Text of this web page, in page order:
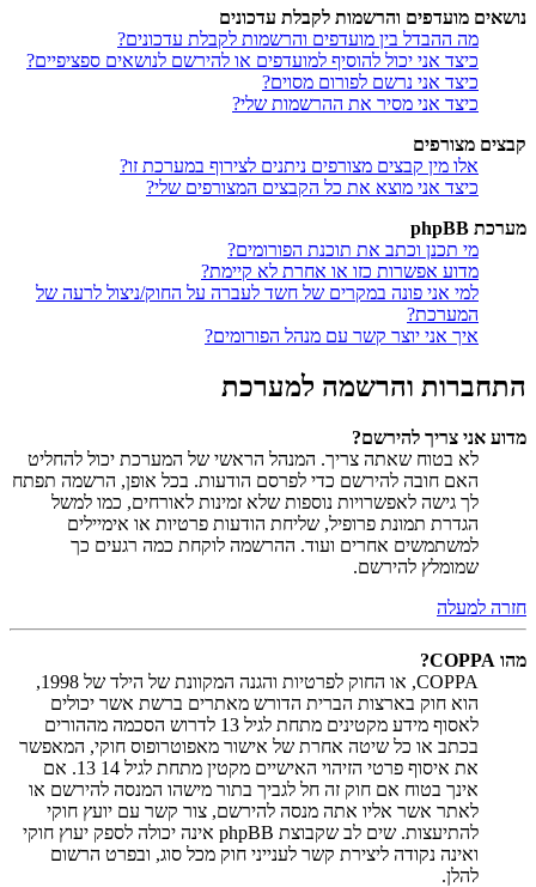
נושאים מועדפים והרשמות לקבלת עדכונים
מה ההבדל בין מועדפים והרשמות לקבלת עדכונים?
כיצד אני יכול להוסיף למועדפים או להירשם לנושאים ספציפיים?
כיצד אני נרשם לפורום מסוים?
כיצד אני מסיר את ההרשמות שלי?
קבצים מצורפים
אלו מין קבצים מצורפים ניתנים לצירוף במערכת זו?
כיצד אני מוצא את כל הקבצים המצורפים שלי?
מערכת phpBB
מי תכנן וכתב את תוכנת הפורומים?
מדוע אפשרות כזו או אחרת לא קיימת?
למי אני פונה במקרים של חשד לעברה על החוק/ניצול לרעה של
המערכת?
איך אני יוצר קשר עם מנהל הפורומים?
התחברות והרשמה למערכת
מדוע אני צריך להירשם?
לא בטוח שאתה צריך. המנהל הראשי של המערכת יכול להחליט
האם חובה להירשם כדי לפרסם הודעות. בכל אופן, הרשמה תפתח
לך גישה לאפשרויות נוספות שלא זמינות לאורחים, כמו למשל
הגדרת תמונת פרופיל, שליחת הודעות פרטיות או אימיילים
למשתמשים אחרים ועוד. ההרשמה לוקחת כמה רגעים כך
שמומלץ להירשם.
חזרה למעלה
מהו COPPA?
COPPA, או החוק לפרטיות והגנה המקוונת של הילד של 1998,
הוא חוק בארצות הברית הדורש מאתרים ברשת אשר יכולים
לאסוף מידע מקטינים מתחת לגיל 13 לדרוש הסכמה מההורים
בכתב או כל שיטה אחרת של אישור מאפוטרופוס חוקי, המאפשר
את איסוף פרטי הזיהוי האישיים מקטין מתחת לגיל 14 13. אם
אינך בטוח אם חוק זה חל לגביך בתור מישהו המנסה להירשם או
לאתר אשר אליו אתה מנסה להירשם, צור קשר עם יועץ חוקי
להתיעצות. שים לב שקבוצת phpBB אינה יכולה לספק יעוץ חוקי
ואינה נקודה ליצירת קשר לענייני חוק מכל סוג, ובפרט הרשום
להלן.